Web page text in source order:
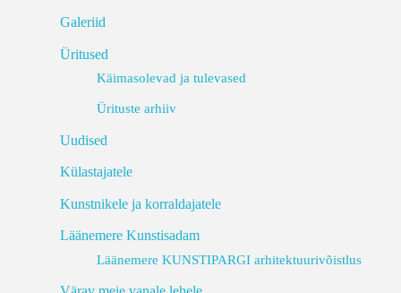
Galeriid
Üritused
Käimasolevad ja tulevased
Ürituste arhiiv
Uudised
Külastajatele
Kunstnikele ja korraldajatele
Läänemere Kunstisadam
Läänemere KUNSTIPARGI arhitektuurivõistlus